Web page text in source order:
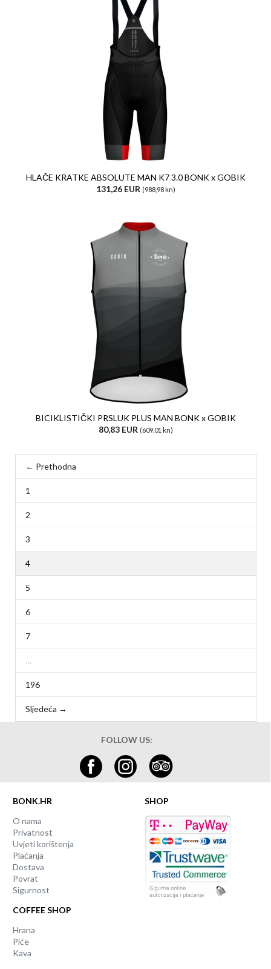
HLAČE KRATKE ABSOLUTE MAN K7 3.0 BONK x GOBIK
131,26 EUR (988,98 kn)
BICIKLISTIČKI PRSLUK PLUS MAN BONK x GOBIK
80,83 EUR (609,01 kn)
← Prethodna
1
2
3
4
5
6
7
…
196
Sljedeća →
FOLLOW US:
BONK.HR
O nama
Privatnost
Uvjeti korištenja
Plaćanja
Dostava
Povrat
Sigurnost
COFFEE SHOP
Hrana
Piće
Kava
SHOP